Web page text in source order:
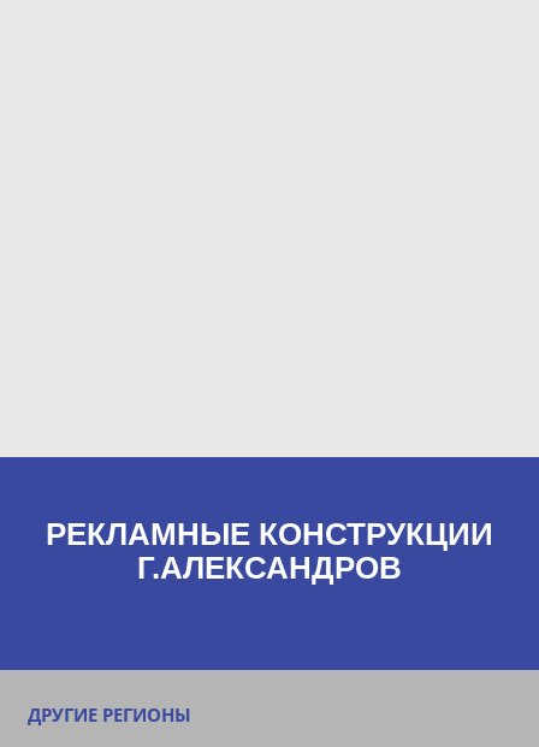
РЕКЛАМНЫЕ КОНСТРУКЦИИ
Г.АЛЕКСАНДРОВ
ДРУГИЕ РЕГИОНЫ